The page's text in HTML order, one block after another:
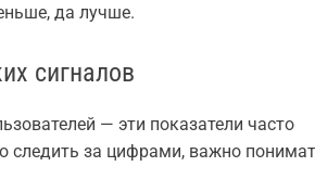
да лучше.
сигналов
— эти показатели часто
следить за цифрами, важно